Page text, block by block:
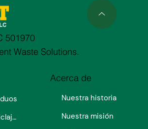
Waste Solutions.
Eliminación de reciclaje de flujo único
Acerca de
Nuestra historia
Nuestra misión
501970